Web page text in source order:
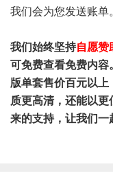
我们会为您发送账单
我们始终坚持自愿赞
可免费查看免费内容
版单套售价百元以
质更高清，还能以
来的支持，让我们一